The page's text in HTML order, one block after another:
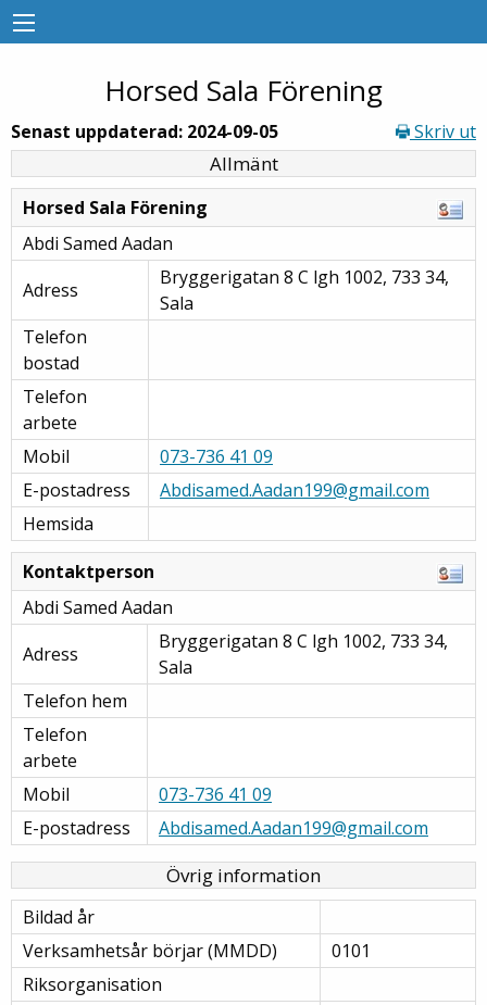
Horsed Sala Förening
Senast uppdaterad: 2024-09-05 Skriv ut
Allmänt
Horsed Sala Förening
Abdi Samed Aadan
Adress
Bryggerigatan 8 C lgh 1002, 733 34,
Sala
Telefon
bostad
Telefon
arbete
Mobil
073-736 41 09
E-postadress
Abdisamed.Aadan199@gmail.com
Hemsida
Kontaktperson
Abdi Samed Aadan
Adress
Bryggerigatan 8 C lgh 1002, 733 34,
Sala
Telefon hem
Telefon
arbete
Mobil
073-736 41 09
E-postadress
Abdisamed.Aadan199@gmail.com
Övrig information
Bildad år
Verksamhetsår börjar (MMDD)
0101
Riksorganisation